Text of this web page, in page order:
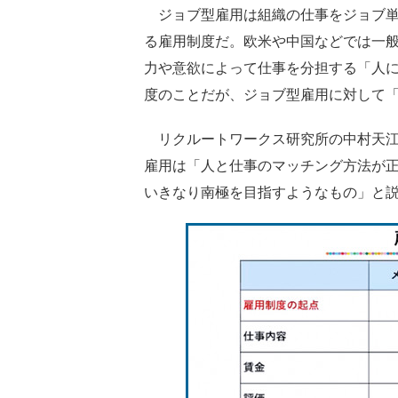
ジョブ型雇用は組織の仕事をジョブ
る雇用制度だ。欧米や中国などでは一
力や意欲によって仕事を分担する「人
度のことだが、ジョブ型雇用に対して
リクルートワークス研究所の中村天
雇用は「人と仕事のマッチング方法が
いきなり南極を目指すようなもの」と